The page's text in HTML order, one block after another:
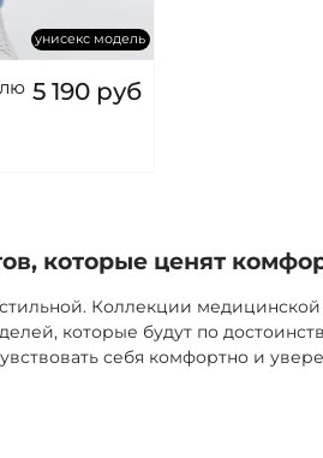
унисекс модель
5 190 руб
которые ценят
Коллекции
которые будут по
себя комфортно и